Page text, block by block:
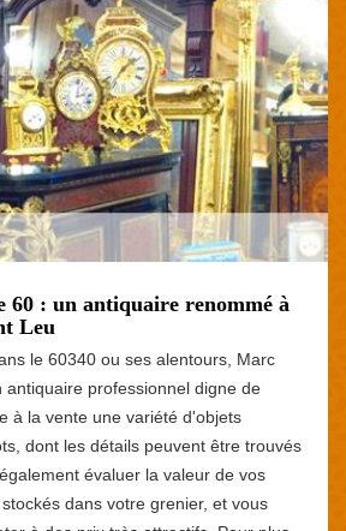
: un antiquaire renommé à
Leu
le 60340 ou ses alentours, Marc
antiquaire professionnel digne de
à la vente une variété d'objets
dont les détails peuvent être trouvés
évaluer la valeur de vos
dans votre grenier, et vous